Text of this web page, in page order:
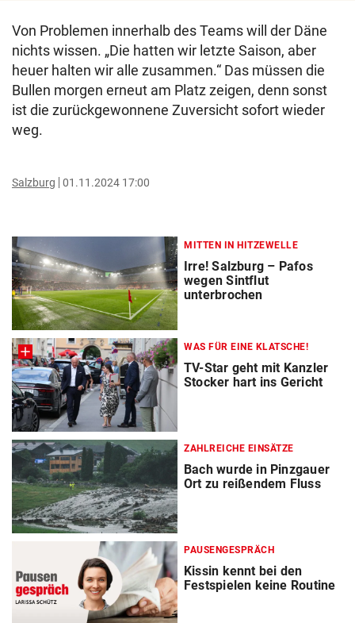
Von Problemen innerhalb des Teams will der Däne
nichts wissen. „Die hatten wir letzte Saison, aber
heuer halten wir alle zusammen.“ Das müssen die
Bullen morgen erneut am Platz zeigen, denn sonst
ist die zurückgewonnene Zuversicht sofort wieder
weg.
Salzburg 01.11.2024 17:00
MITTEN IN HITZEWELLE
Irre! Salzburg – Pafos
wegen Sintflut
unterbrochen
WAS FÜR EINE KLATSCHE!
TV-Star geht mit Kanzler
Stocker hart ins Gericht
ZAHLREICHE EINSÄTZE
Bach wurde in Pinzgauer
Ort zu reißendem Fluss
PAUSENGESPRÄCH
Kissin kennt bei den
Festspielen keine Routine